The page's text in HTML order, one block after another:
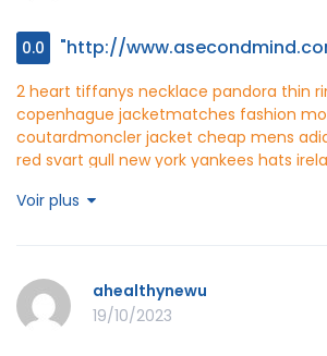
0.0 "http://
2 heart tiffanys necklace pandora thin
copenhague jacketmatches fashion
coutardmoncler jacket cheap mens
red svart gull new york yankees hats
Voir plus
ahealthynewu
19/10/2023